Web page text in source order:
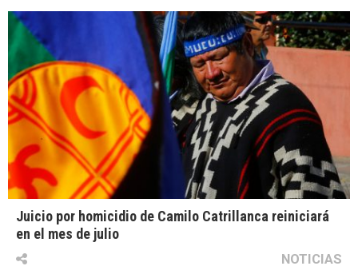
Juicio por homicidio de Camilo Catrillanca reiniciará
en el mes de julio
NOTICIAS